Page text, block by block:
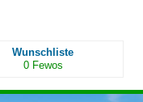
Wunschliste
0 Fewos